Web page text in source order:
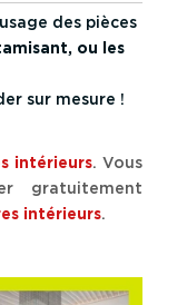
des pièces
ou les
sur mesure !
intérieurs. Vous
gratuitement
intérieurs.